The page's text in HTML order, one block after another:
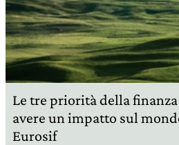
Le tre priorità della
avere un impatto sul
Eurosif